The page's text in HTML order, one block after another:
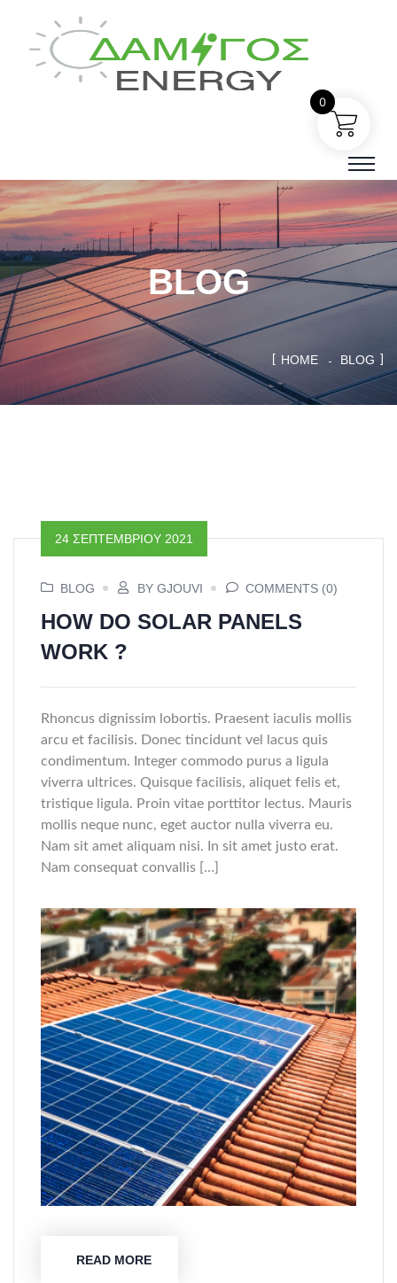
BLOG
HOME BLOG
24 ΣΕΠΤΕΜΒΡΊΟΥ 2021
BLOG BY GJOUVI COMMENTS (0)
HOW DO SOLAR PANELS
WORK ?
Rhoncus dignissim lobortis. Praesent iaculis mollis
arcu et facilisis. Donec tincidunt vel lacus quis
condimentum. Integer commodo purus a ligula
viverra ultrices. Quisque facilisis, aliquet felis et,
tristique ligula. Proin vitae porttitor lectus. Mauris
mollis neque nunc, eget auctor nulla viverra eu.
Nam sit amet aliquam nisi. In sit amet justo erat.
Nam consequat convallis […]
READ MORE
0